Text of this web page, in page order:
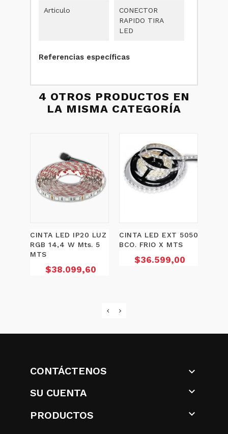
Articulo
CONECTOR
RAPIDO TIRA
LED
Referencias específicas
4 OTROS PRODUCTOS EN
LA MISMA CATEGORÍA
CINTA LED IP20 LUZ
RGB 14,4 W Mts. 5
MTS
Precio
$38.099,60
CINTA LED EXT 5050
BCO. FRIO X MTS
Precio
$36.599,00
CONTÁCTENOS

SU CUENTA

PRODUCTOS
